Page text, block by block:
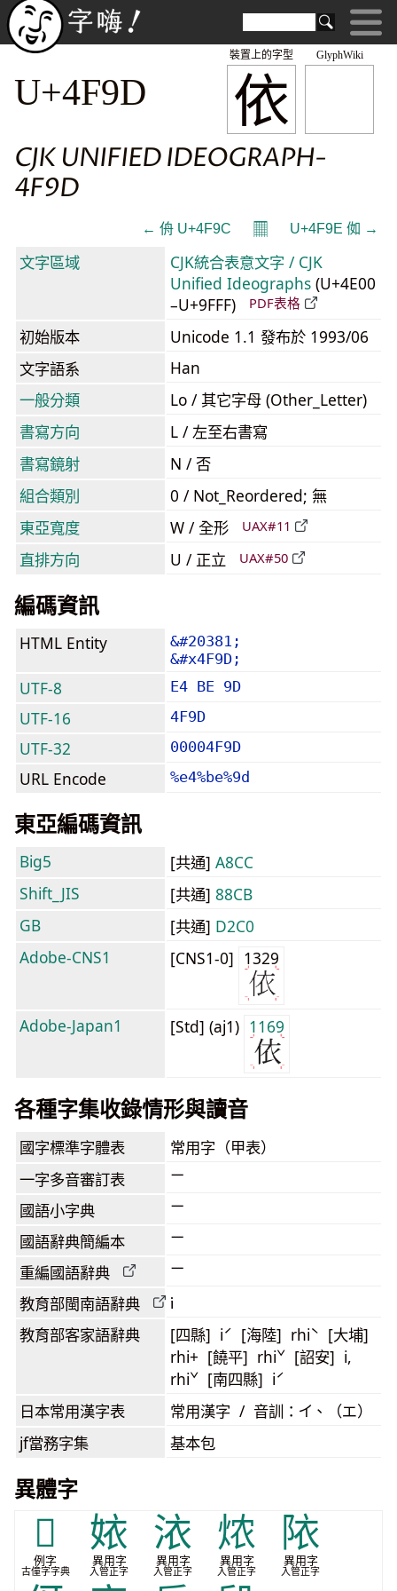
GlyphWiki
依
裝置上的字型
U+4F9D
CJK UNIFIED IDEOGRAPH-
4F9D
← 侜 U+4F9C 𝄜 U+4F9E 侞 →
文字區域
CJK統合表意文字 / CJK
Unified Ideographs (U+4E00
–U+9FFF)
PDF表格
初始版本
Unicode 1.1 發布於 1993/06
文字語系
Han
一般分類
Lo / 其它字母 (Other_Letter)
書寫方向
L / 左至右書寫
書寫鏡射
N / 否
組合類別
0 / Not_Reordered; 無
東亞寬度
W / 全形 UAX#11
直排方向 U / 正立 UAX#50
編碼資訊
HTML Entity
&#20381;
&#x4F9D;
UTF-8 E4 BE 9D
UTF-16 4F9D
UTF-32 00004F9D
URL Encode %e4%be%9d
東亞編碼資訊
Big5 [共通] A8CC
Shift_JIS
[共通] 88CB
GB
[共通] D2C0
Adobe-CNS1
[CNS1-0] 1329
Adobe-Japan1 [Std] (aj1) 1169
各種字集收錄情形與讀音
國字標準字體表 常用字（甲表）
一字多音審訂表 ㄧ
國語小字典 ㄧ
國語辭典簡編本 ㄧ
重編國語辭典 ㄧ
教育部閩南語辭典 i
教育部客家語辭典
[四縣] iˊ [海陸] rhiˋ [大埔]
rhi+ [饒平] rhiˇ [詔安] i,
rhiˇ [南四縣] iˊ
日本常用漢字表 常用漢字 / 音訓：イ、（エ）
jf當務字集 基本包
異體字
𪝊
例字
古僮字字典
㛄
異用字
入管正字
㳖
異用字
入管正字
㶶
異用字
入管正字
䧇
異用字
入管正字